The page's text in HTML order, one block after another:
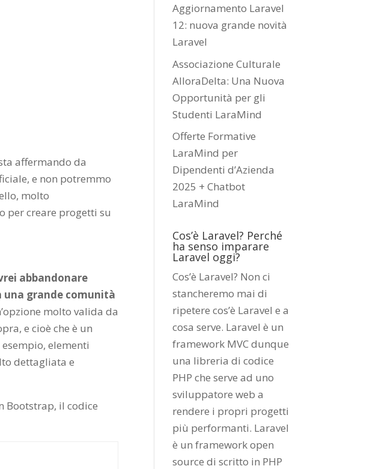
affermando da
e non potremmo
molto
per creare progetti su
abbandonare
grande comunità
molto valida da
e cioè che è un
elementi
dettagliata e
Bootstrap, il codice
Aggiornamento Laravel
12: nuova grande novità
Laravel
Associazione Culturale
AlloraDelta: Una Nuova
Opportunità per gli
Studenti LaraMind
Offerte Formative
LaraMind per
Dipendenti d’Azienda
2025 + Chatbot
LaraMind
Cos’è Laravel? Perché
ha senso imparare
Laravel oggi?
Cos’è Laravel? Non ci
stancheremo mai di
ripetere cos’è Laravel e a
cosa serve. Laravel è un
framework MVC dunque
una libreria di codice
PHP che serve ad uno
sviluppatore web a
rendere i propri progetti
più performanti. Laravel
è un framework open
source di scritto in PHP